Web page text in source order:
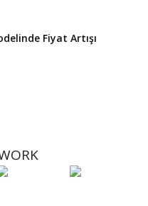
Fiyat Artışı